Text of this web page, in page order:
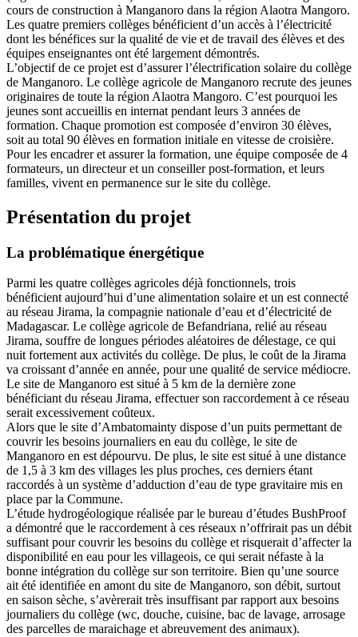
cours de construction à Manganoro dans la région Alaotra Mangoro.
Les quatre premiers collèges bénéficient d’un accès à l’électricité
dont les bénéfices sur la qualité de vie et de travail des élèves et des
équipes enseignantes ont été largement démontrés.
L’objectif de ce projet est d’assurer l’électrification solaire du collège
de Manganoro. Le collège agricole de Manganoro recrute des jeunes
originaires de toute la région Alaotra Mangoro. C’est pourquoi les
jeunes sont accueillis en internat pendant leurs 3 années de
formation. Chaque promotion est composée d’environ 30 élèves,
soit au total 90 élèves en formation initiale en vitesse de croisière.
Pour les encadrer et assurer la formation, une équipe composée de 4
formateurs, un directeur et un conseiller post-formation, et leurs
familles, vivent en permanence sur le site du collège.
Présentation du projet
La problématique énergétique
Parmi les quatre collèges agricoles déjà fonctionnels, trois
bénéficient aujourd’hui d’une alimentation solaire et un est connecté
au réseau Jirama, la compagnie nationale d’eau et d’électricité de
Madagascar. Le collège agricole de Befandriana, relié au réseau
Jirama, souffre de longues périodes aléatoires de délestage, ce qui
nuit fortement aux activités du collège. De plus, le coût de la Jirama
va croissant d’année en année, pour une qualité de service médiocre.
Le site de Manganoro est situé à 5 km de la dernière zone
bénéficiant du réseau Jirama, effectuer son raccordement à ce réseau
serait excessivement coûteux.
Alors que le site d’Ambatomainty dispose d’un puits permettant de
couvrir les besoins journaliers en eau du collège, le site de
Manganoro en est dépourvu. De plus, le site est situé à une distance
de 1,5 à 3 km des villages les plus proches, ces derniers étant
raccordés à un système d’adduction d’eau de type gravitaire mis en
place par la Commune.
L’étude hydrogéologique réalisée par le bureau d’études BushProof
a démontré que le raccordement à ces réseaux n’offrirait pas un débit
suffisant pour couvrir les besoins du collège et risquerait d’affecter la
disponibilité en eau pour les villageois, ce qui serait néfaste à la
bonne intégration du collège sur son territoire. Bien qu’une source
ait été identifiée en amont du site de Manganoro, son débit, surtout
en saison sèche, s’avèrerait très insuffisant par rapport aux besoins
journaliers du collège (wc, douche, cuisine, bac de lavage, arrosage
des parcelles de maraichage et abreuvement des animaux).